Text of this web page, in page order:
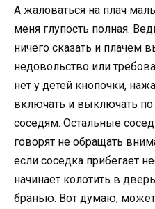
А жаловаться на плач
меня глупость полная.
ничего сказать и плачем
недовольство или
нет у детей кнопочки,
включать и выключать
соседям. Остальные
говорят не обращать
если соседка прибегает
начинает колотить в
бранью. Вот думаю,